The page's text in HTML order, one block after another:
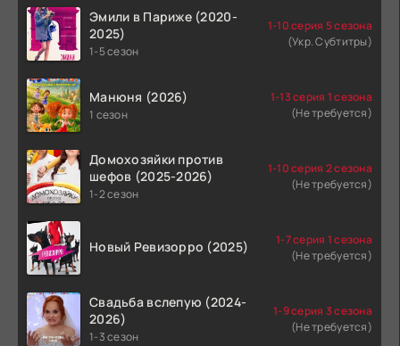
Эмили в Париже (2020-
2025)
1-5 сезон
1-10 серия 5 сезона
(Укр. Субтитры)
Манюня (2026)
1 сезон
1-13 серия 1 сезона
(Не требуется)
Домохозяйки против
шефов (2025-2026)
1-2 сезон
1-10 серия 2 сезона
(Не требуется)
Новый Ревизорро (2025)
1-7 серия 1 сезона
(Не требуется)
Свадьба вслепую (2024-
2026)
1-3 сезон
1-9 серия 3 сезона
(Не требуется)